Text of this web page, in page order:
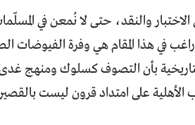
والنقد، حتى لا نُمعن في
في هذا المقام هي وفرة الفيوضات
بأن التصوف كسلوك ومنهج غدى
على امتداد قرون ليست